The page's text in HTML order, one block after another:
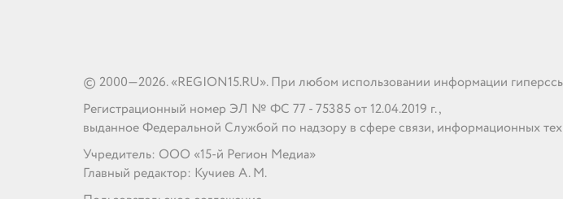
© 2000—2026. «REGION15.RU». При любом использовании информации
Регистрационный номер ЭЛ № ФС 77 - 75385 от 12.04.2019 г.,
выданное Федеральной Службой по надзору в сфере связи, информационных
Учредитель: ООО «15-й Регион Медиа»
Главный редактор: Кучиев А. М.